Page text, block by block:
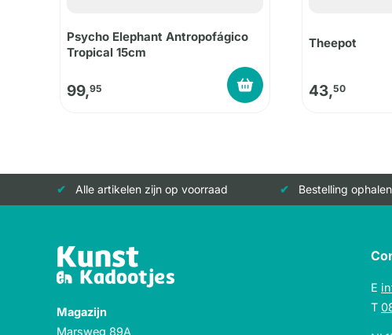
Psycho Elephant Antropofágico
Tropical 15cm
99,95
Theepot
43,50
Alle artikelen zijn op voorraad Bestelling
Magazijn
Marsweg 89A
E
T